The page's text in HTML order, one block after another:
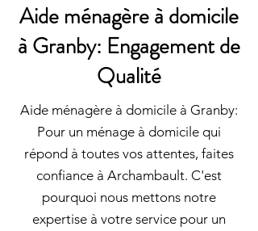
Aide ménagère à domicile
à Granby: Engagement de
Qualité
Aide ménagère à domicile à Granby:
Pour un ménage à domicile qui
répond à toutes vos attentes, faites
confiance à Archambault. C'est
pourquoi nous mettons notre
expertise à votre service pour un